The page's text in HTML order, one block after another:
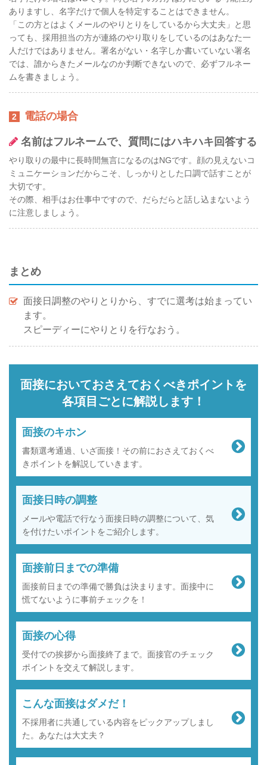
ありますし、名字だけで個人を特定することはできません。
「この方とはよくメールのやりとりをしているから大丈夫」と思
っても、採用担当の方が連絡のやり取りをしているのはあなた一
人だけではありません。署名がない・名字しか書いていない署名
では、誰からきたメールなのか判断できないので、必ずフルネー
ムを書きましょう。
2 電話の場合
名前はフルネームで、質問にはハキハキ回答する
やり取りの最中に長時間無言になるのはNGです。顔の見えないコ
ミュニケーションだからこそ、しっかりとした口調で話すことが
大切です。
その際、相手はお仕事中ですので、だらだらと話し込まないよう
に注意しましょう。
まとめ
面接日調整のやりとりから、すでに選考は始まってい
ます。
スピーディーにやりとりを行なおう。
面接においておさえておくべきポイントを
各項目ごとに解説します！
面接のキホン
書類選考通過、いざ面接！その前におさえておくべ
きポイントを解説していきます。
面接日時の調整
メールや電話で行なう面接日時の調整について、気
を付けたいポイントをご紹介します。
面接前日までの準備
面接前日までの準備で勝負は決まります。面接中に
慌てないように事前チェックを！
面接の心得
受付での挨拶から面接終了まで。面接官のチェック
ポイントを交えて解説します。
こんな面接はダメだ！
不採用者に共通している内容をピックアップしまし
た。あなたは大丈夫？